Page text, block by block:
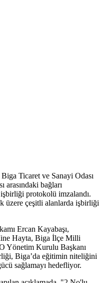
Ticaret ve Sanayi Odası
arasındaki bağları
protokolü imzalandı.
üzere çeşitli alanlarda işbirliği
Ercan Kayabaşı,
Hayta, Biga İlçe Milli
Yönetim Kurulu Başkanı
Biga’da eğitimin niteliğini
sağlamayı hedefliyor.